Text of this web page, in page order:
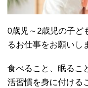
0歳児～2歳児の子ど
るお仕事をお願いし
食べること、眠るこ
活習慣を身に付ける